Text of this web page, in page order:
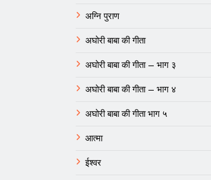
अग्नि पुराण
अघोरी बाबा की गीता
अघोरी बाबा की गीता – भाग ३
अघोरी बाबा की गीता – भाग ४
अघोरी बाबा की गीता भाग ५
आत्मा
ईश्वर